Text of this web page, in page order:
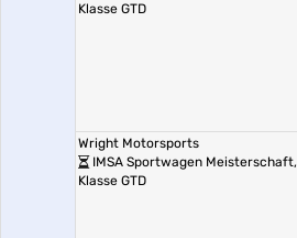
Klasse GTD
Wright Motorsports
IMSA Sportwagen Meisterschaft,
Klasse GTD